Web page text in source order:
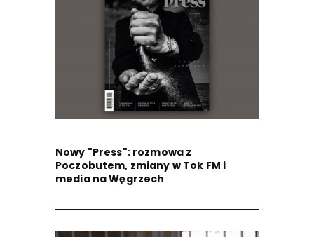
Nowy "Press": rozmowa z
Poczobutem, zmiany w Tok FM i
media na Węgrzech